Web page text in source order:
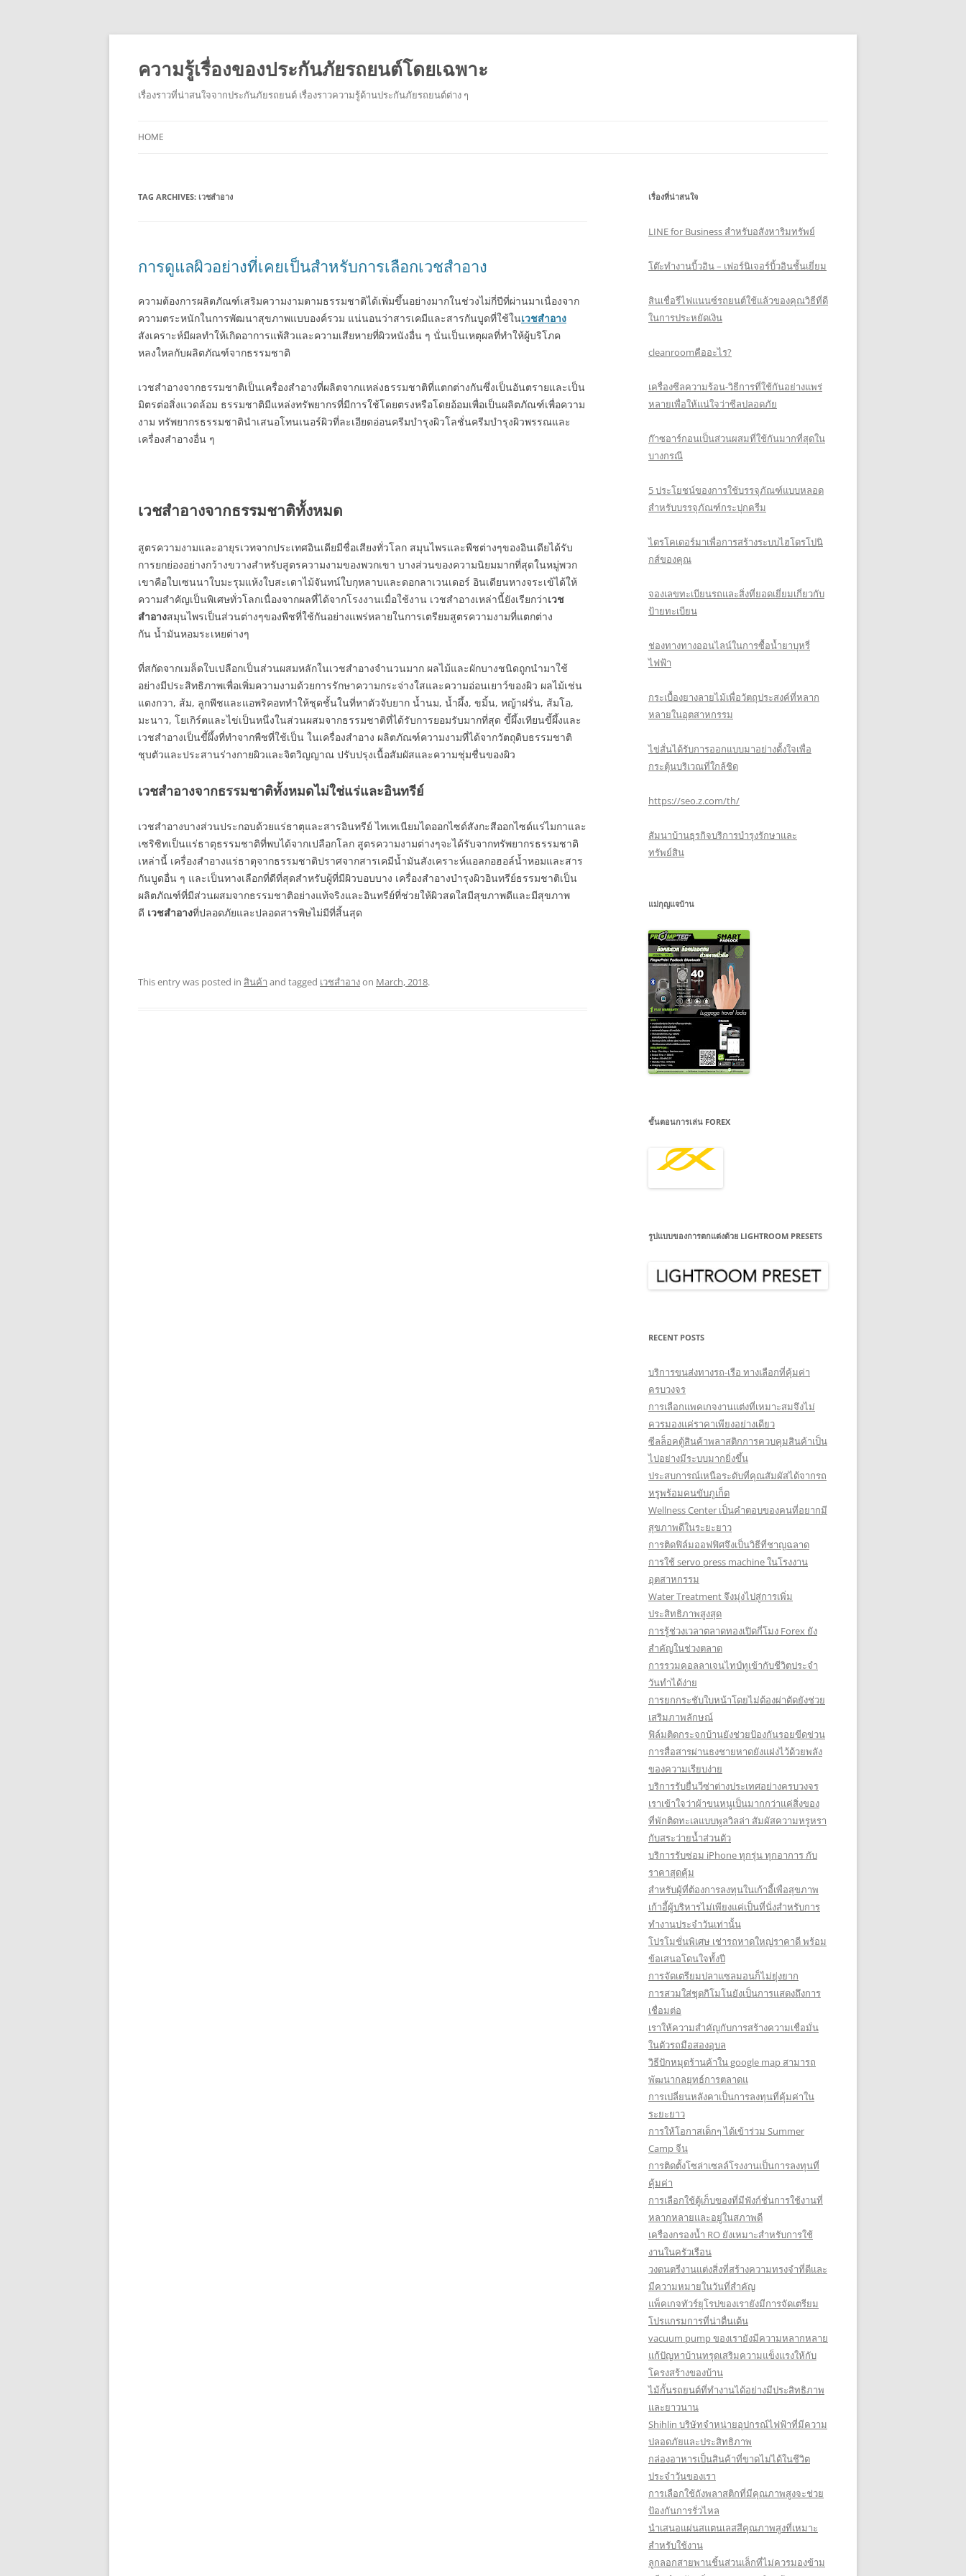
ความรู้เรื่องของประกันภัยรถยนต์โดยเฉพาะ
เรื่องราวที่น่าสนใจจากประกันภัยรถยนต์ เรื่องราวความรู้ด้านประกันภัยรถยนต์ต่าง ๆ
HOME
TAG ARCHIVES: เวชสำอาง
การดูแลผิวอย่างที่เคยเป็นสำหรับการเลือกเวชสำอาง
ความต้องการผลิตภัณฑ์เสริมความงามตามธรรมชาติได้เพิ่มขึ้นอย่างมากในช่วงไม่กี่ปีที่ผ่านมาเนื่องจาก
ความตระหนักในการพัฒนาสุขภาพแบบองค์รวม แน่นอนว่าสารเคมีและสารกันบูดที่ใช้ในเวชสำอาง
สังเคราะห์มีผลทำให้เกิดอาการแพ้สิวและความเสียหายที่ผิวหนังอื่น ๆ นั่นเป็นเหตุผลที่ทำให้ผู้บริโภค
หลงใหลกับผลิตภัณฑ์จากธรรมชาติ
เวชสำอางจากธรรมชาติเป็นเครื่องสำอางที่ผลิตจากแหล่งธรรมชาติที่แตกต่างกันซึ่งเป็นอันตรายและเป็น
มิตรต่อสิ่งแวดล้อม ธรรมชาติมีแหล่งทรัพยากรที่มีการใช้โดยตรงหรือโดยอ้อมเพื่อเป็นผลิตภัณฑ์เพื่อความ
งาม ทรัพยากรธรรมชาตินำเสนอโทนเนอร์ผิวที่ละเอียดอ่อนครีมบำรุงผิวโลชั่นครีมบำรุงผิวพรรณและ
เครื่องสำอางอื่น ๆ
เวชสำอางจากธรรมชาติทั้งหมด
สูตรความงามและอายุรเวทจากประเทศอินเดียมีชื่อเสียงทั่วโลก สมุนไพรและพืชต่างๆของอินเดียได้รับ
การยกย่องอย่างกว้างขวางสำหรับสูตรความงามของพวกเขา บางส่วนของความนิยมมากที่สุดในหมู่พวก
เขาคือใบเซนนาใบมะรุมแห้งใบสะเดาไม้จันทน์ใบกุหลาบและดอกลาเวนเดอร์ อินเดียนหางจระเข้ได้ให้
ความสำคัญเป็นพิเศษทั่วโลกเนื่องจากผลที่ได้จากโรงงานเมื่อใช้งาน เวชสำอางเหล่านี้ยังเรียกว่าเวช
สำอางสมุนไพรเป็นส่วนต่างๆของพืชที่ใช้กันอย่างแพร่หลายในการเตรียมสูตรความงามที่แตกต่าง
กัน น้ำมันหอมระเหยต่างๆ
ที่สกัดจากเมล็ดใบเปลือกเป็นส่วนผสมหลักในเวชสำอางจำนวนมาก ผลไม้และผักบางชนิดถูกนำมาใช้
อย่างมีประสิทธิภาพเพื่อเพิ่มความงามด้วยการรักษาความกระจ่างใสและความอ่อนเยาว์ของผิว ผลไม้เช่น
แตงกวา, ส้ม, ลูกพีชและแอพริคอททำให้ชุดชั้นในที่หาตัวจับยาก น้ำนม, น้ำผึ้ง, ขมิ้น, หญ้าฝรั่น, ส้มโอ,
มะนาว, โยเกิร์ตและไข่เป็นหนึ่งในส่วนผสมจากธรรมชาติที่ได้รับการยอมรับมากที่สุด ขี้ผึ้งเทียนขี้ผึ้งและ
เวชสำอางเป็นขี้ผึ้งที่ทำจากพืชที่ใช้เป็น ในเครื่องสำอาง ผลิตภัณฑ์ความงามที่ได้จากวัตถุดิบธรรมชาติ
ชุบตัวและประสานร่างกายผิวและจิตวิญญาณ ปรับปรุงเนื้อสัมผัสและความชุ่มชื่นของผิว
เวชสำอางจากธรรมชาติทั้งหมดไม่ใช่แร่และอินทรีย์
เวชสำอางบางส่วนประกอบด้วยแร่ธาตุและสารอินทรีย์ ไทเทเนียมไดออกไซด์สังกะสีออกไซด์แร่ไมกาและ
เซริซิทเป็นแร่ธาตุธรรมชาติที่พบได้จากเปลือกโลก สูตรความงามต่างๆจะได้รับจากทรัพยากรธรรมชาติ
เหล่านี้ เครื่องสำอางแร่ธาตุจากธรรมชาติปราศจากสารเคมีน้ำมันสังเคราะห์แอลกอฮอล์น้ำหอมและสาร
กันบูดอื่น ๆ และเป็นทางเลือกที่ดีที่สุดสำหรับผู้ที่มีผิวบอบบาง เครื่องสำอางบำรุงผิวอินทรีย์ธรรมชาติเป็น
ผลิตภัณฑ์ที่มีส่วนผสมจากธรรมชาติอย่างแท้จริงและอินทรีย์ที่ช่วยให้ผิวสดใสมีสุขภาพดีและมีสุขภาพ
ดี เวชสำอางที่ปลอดภัยและปลอดสารพิษไม่มีที่สิ้นสุด
This entry was posted in สินค้า and tagged เวชสำอางon March, 2018.
เรื่องที่น่าสนใจ
LINE for Business สำหรับอสังหาริมทรัพย์
โต๊ะทำงานบิ้วอิน – เฟอร์นิเจอร์บิ้วอินชั้นเยี่ยม
สินเชื่อรีไฟแนนซ์รถยนต์ใช้แล้วของคุณวิธีที่ดี
ในการประหยัดเงิน
cleanroomคืออะไร?
เครื่องซีลความร้อน-วิธีการที่ใช้กันอย่างแพร่
หลายเพื่อให้แน่ใจว่าซีลปลอดภัย
ก๊าซอาร์กอนเป็นส่วนผสมที่ใช้กันมากที่สุดใน
บางกรณี
5 ประโยชน์ของการใช้บรรจุภัณฑ์แบบหลอด
สำหรับบรรจุภัณฑ์กระปุกครีม
ไตรโคเดอร์มาเพื่อการสร้างระบบไฮโดรโปนิ
กส์ของคุณ
จองเลขทะเบียนรถและสิ่งที่ยอดเยี่ยมเกี่ยวกับ
ป้ายทะเบียน
ช่องทางทางออนไลน์ในการซื้อน้ำยาบุหรี่
ไฟฟ้า
กระเบื้องยางลายไม้เพื่อวัตถุประสงค์ที่หลาก
หลายในอุตสาหกรรม
ไข่สั่นได้รับการออกแบบมาอย่างตั้งใจเพื่อ
กระตุ้นบริเวณที่ใกล้ชิด
https://seo.z.com/th/
สัมนาบ้านธุรกิจบริการบำรุงรักษาและ
ทรัพย์สิน
แม่กุญแจบ้าน
ขั้นตอนการเล่น FOREX
รูปแบบของการตกแต่งด้วย LIGHTROOM PRESETS
RECENT POSTS
บริการขนส่งทางรถ-เรือ ทางเลือกที่คุ้มค่า
ครบวงจร
การเลือกแพคเกจงานแต่งที่เหมาะสมจึงไม่
ควรมองแค่ราคาเพียงอย่างเดียว
ซีลล็อคตู้สินค้าพลาสติกการควบคุมสินค้าเป็น
ไปอย่างมีระบบมากยิ่งขึ้น
ประสบการณ์เหนือระดับที่คุณสัมผัสได้จากรถ
หรูพร้อมคนขับภูเก็ต
Wellness Center เป็นคำตอบของคนที่อยากมี
สุขภาพดีในระยะยาว
การติดฟิล์มออฟฟิศจึงเป็นวิธีที่ชาญฉลาด
การใช้ servo press machine ในโรงงาน
อุตสาหกรรม
Water Treatment จึงมุ่งไปสู่การเพิ่ม
ประสิทธิภาพสูงสุด
การรู้ช่วงเวลาตลาดทองเปิดกี่โมง Forex ยัง
สำคัญในช่วงตลาด
การรวมคอลลาเจนไทป์ทูเข้ากับชีวิตประจำ
วันทำได้ง่าย
การยกกระชับใบหน้าโดยไม่ต้องผ่าตัดยังช่วย
เสริมภาพลักษณ์
ฟิล์มติดกระจกบ้านยังช่วยป้องกันรอยขีดข่วน
การสื่อสารผ่านธงชายหาดยังแฝงไว้ด้วยพลัง
ของความเรียบง่าย
บริการรับยื่นวีซ่าต่างประเทศอย่างครบวงจร
เราเข้าใจว่าผ้าขนหนูเป็นมากกว่าแค่สิ่งของ
ที่พักติดทะเลแบบพูลวิลล่า สัมผัสความหรูหรา
กับสระว่ายน้ำส่วนตัว
บริการรับซ่อม iPhone ทุกรุ่น ทุกอาการ กับ
ราคาสุดคุ้ม
สำหรับผู้ที่ต้องการลงทุนในเก้าอี้เพื่อสุขภาพ
เก้าอี้ผู้บริหารไม่เพียงแค่เป็นที่นั่งสำหรับการ
ทำงานประจำวันเท่านั้น
โปรโมชั่นพิเศษ เช่ารถหาดใหญ่ราคาดี พร้อม
ข้อเสนอโดนใจทั้งปี
การจัดเตรียมปลาแซลมอนก็ไม่ยุ่งยาก
การสวมใส่ชุดกิโมโนยังเป็นการแสดงถึงการ
เชื่อมต่อ
เราให้ความสำคัญกับการสร้างความเชื่อมั่น
ในตัวรถมือสองอุบล
วิธีปักหมุดร้านค้าใน google map สามารถ
พัฒนากลยุทธ์การตลาดแ
การเปลี่ยนหลังคาเป็นการลงทุนที่คุ้มค่าใน
ระยะยาว
การให้โอกาสเด็กๆ ได้เข้าร่วม Summer
Camp จีน
การติดตั้งโซล่าเซลล์โรงงานเป็นการลงทุนที่
คุ้มค่า
การเลือกใช้ตู้เก็บของที่มีฟังก์ชั่นการใช้งานที่
หลากหลายและอยู่ในสภาพดี
เครื่องกรองน้ำ RO ยังเหมาะสำหรับการใช้
งานในครัวเรือน
วงดนตรีงานแต่งสิ่งที่สร้างความทรงจำที่ดีและ
มีความหมายในวันที่สำคัญ
แพ็คเกจทัวร์ยุโรปของเรายังมีการจัดเตรียม
โปรแกรมการที่น่าตื่นเต้น
vacuum pump ของเรายังมีความหลากหลาย
แก้ปัญหาบ้านทรุดเสริมความแข็งแรงให้กับ
โครงสร้างของบ้าน
ไม้กั้นรถยนต์ที่ทำงานได้อย่างมีประสิทธิภาพ
และยาวนาน
Shihlin บริษัทจำหน่ายอุปกรณ์ไฟฟ้าที่มีความ
ปลอดภัยและประสิทธิภาพ
กล่องอาหารเป็นสินค้าที่ขาดไม่ได้ในชีวิต
ประจำวันของเรา
การเลือกใช้ถังพลาสติกที่มีคุณภาพสูงจะช่วย
ป้องกันการรั่วไหล
นำเสนอแผ่นสแตนเลสสีคุณภาพสูงที่เหมาะ
สำหรับใช้งาน
ลูกลอกสายพานชิ้นส่วนเล็กที่ไม่ควรมองข้าม